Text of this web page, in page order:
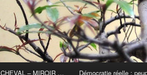
CHEVAL – MIROIR … Démocratie réelle :